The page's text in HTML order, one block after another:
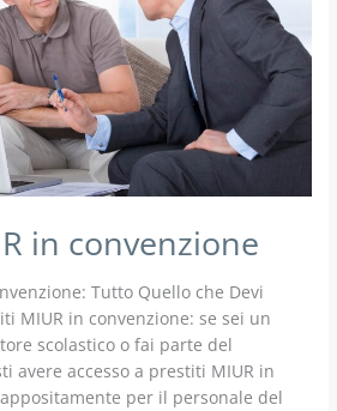
in convenzione
Tutto Quello che Devi
MIUR in convenzione: se sei un
scolastico o fai parte del
avere accesso a prestiti MIUR in
per il personale del